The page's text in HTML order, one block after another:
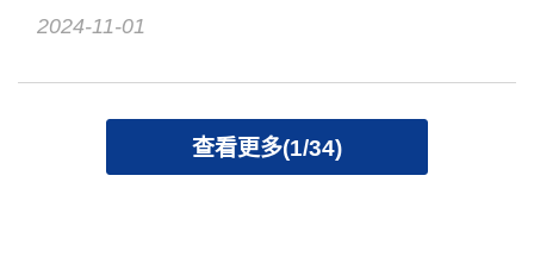
2024-11-01
查看更多(1/34)